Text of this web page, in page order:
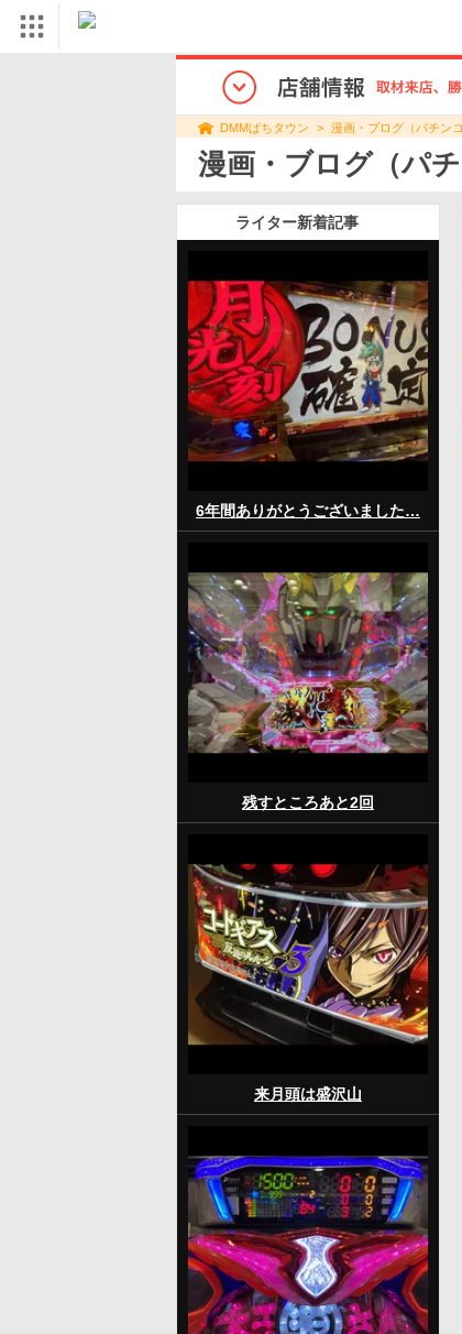
DMMぱちタウン 漫画・ブログ（パチン
漫画・ブログ（パ
ライター新着記事
6年間ありがとうございました…
残すところあと2回
来月頭は盛沢山